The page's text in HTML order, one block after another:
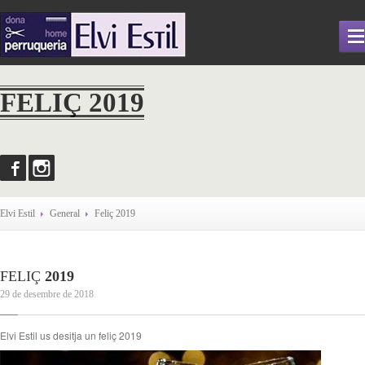
QUI SOM
NOTÍCIES
FELIÇ 2019
Elvi Estil General Feliç 2019
FELIÇ 2019
29 de desembre de 2018
Elvi Estil us desitja un feliç 2019